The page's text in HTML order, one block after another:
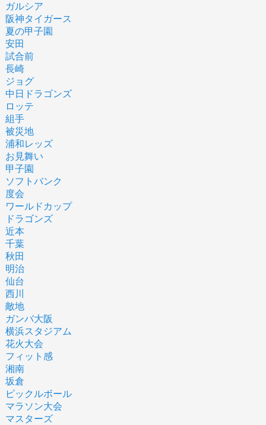
ガルシア
阪神タイガース
夏の甲子園
安田
試合前
長崎
ジョグ
中日ドラゴンズ
ロッテ
組手
被災地
浦和レッズ
お見舞い
甲子園
ソフトバンク
度会
ワールドカップ
ドラゴンズ
近本
千葉
秋田
明治
仙台
西川
敵地
ガンバ大阪
横浜スタジアム
花火大会
フィット感
湘南
坂倉
ピックルボール
マラソン大会
マスターズ